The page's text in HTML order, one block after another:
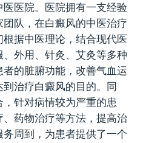
医院。医院拥有一支经验
队，在白癜风的中医治疗
据中医理论，结合现代医
外用、针灸、艾灸等多种
的脏腑功能，改善气血运
治疗白癜风的目的。同
针对病情较为严重的患
药物治疗等方法，提高治
周到，为患者提供了一个